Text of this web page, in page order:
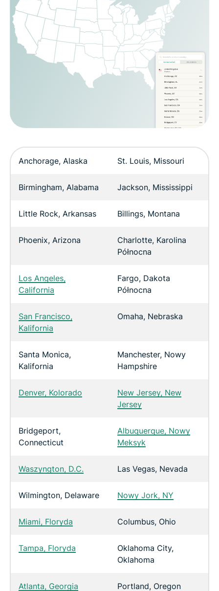
Anchorage, Alaska St. Louis, Missouri
Birmingham, Alabama Jackson, Mississippi
Little Rock, Arkansas Billings, Montana
Phoenix, Arizona
Charlotte, Karolina
Północna
Los Angeles,
California
Fargo, Dakota
Północna
San Francisco,
Kalifornia
Omaha, Nebraska
Santa Monica,
Kalifornia
Manchester, Nowy
Hampshire
Denver, Kolorado
New Jersey, New
Jersey
Bridgeport,
Connecticut
Albuquerque, Nowy
Meksyk
Waszyngton, D.C. Las Vegas, Nevada
Wilmington, Delaware Nowy Jork, NY
Miami, Floryda Columbus, Ohio
Tampa, Floryda
Oklahoma City,
Oklahoma
Atlanta, Georgia Portland, Oregon